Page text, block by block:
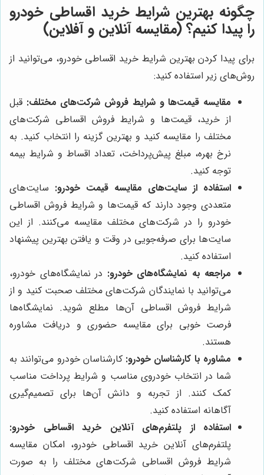
چگونه بهترین شرایط خرید اقساطی خودرو
را پیدا کنیم؟ (مقایسه آنلاین و آفلاین)
برای پیدا کردن بهترین شرایط خرید اقساطی خودرو، می‌توانید از
روش‌های زیر استفاده کنید:
مقایسه قیمت‌ها و شرایط فروش شرکت‌های مختلف: قبل
از خرید، قیمت‌ها و شرایط فروش اقساطی شرکت‌های
مختلف را مقایسه کنید و بهترین گزینه را انتخاب کنید. به
نرخ بهره، مبلغ پیش‌پرداخت، تعداد اقساط و شرایط بیمه
توجه کنید.
استفاده از سایت‌های مقایسه قیمت خودرو: سایت‌های
متعددی وجود دارند که قیمت‌ها و شرایط فروش اقساطی
خودرو را در شرکت‌های مختلف مقایسه می‌کنند. از این
سایت‌ها برای صرفه‌جویی در وقت و یافتن بهترین پیشنهاد
استفاده کنید.
مراجعه به نمایشگاه‌های خودرو: در نمایشگاه‌های خودرو،
می‌توانید با نمایندگان شرکت‌های مختلف صحبت کنید و از
شرایط فروش اقساطی آن‌ها مطلع شوید. نمایشگاه‌ها
فرصت خوبی برای مقایسه حضوری و دریافت مشاوره
هستند.
مشاوره با کارشناسان خودرو: کارشناسان خودرو می‌توانند به
شما در انتخاب خودروی مناسب و شرایط پرداخت مناسب
کمک کنند. از تجربه و دانش آن‌ها برای تصمیم‌گیری
آگاهانه استفاده کنید.
استفاده از پلتفرم‌های آنلاین خرید اقساطی خودرو:
پلتفرم‌های آنلاین خرید اقساطی خودرو، امکان مقایسه
شرایط فروش اقساطی شرکت‌های مختلف را به صورت